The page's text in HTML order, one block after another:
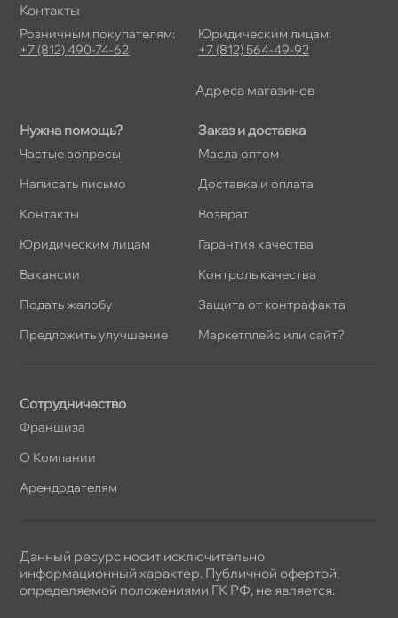
Нужна помощь?
Частые вопросы
Написать письмо
Контакты
Юридическим лицам
акансии
Подать жалобу
Предложить улучшение
Заказ и доставка
Масла оптом
Доставка и оплата
озврат
Гарантия качества
Контроль качества
Защита от контрафакта
Маркетплейс или сайт?
Сотрудничество
Франшиза
О Компании
Арендодателям
Контакты
Розничным покупателям:
+7 (812) 490-74-62
Юридическим лицам:
+7 (812) 564-49-92
Адреса магазино
Данный ресурс носит исключительно
информационный характер. Публичной офертой,
определяемой положениями ГК РФ, не является.